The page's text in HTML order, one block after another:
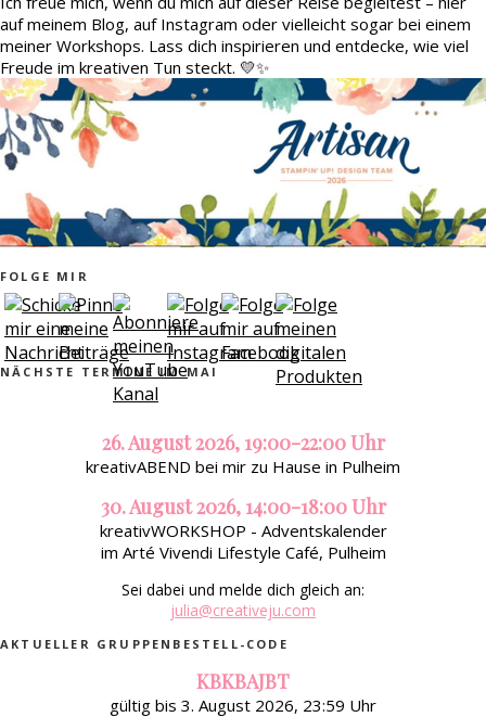
auf meinem Blog, auf Instagram oder vielleicht sogar bei einem
meiner Workshops. Lass dich inspirieren und entdecke, wie viel
Freude im kreativen Tun steckt. 💛✨
FOLGE MIR
NÄCHSTE TERMINE IM MAI
26. August 2026, 19:00-22:00 Uhr
kreativABEND bei mir zu Hause in Pulheim
30. August 2026, 14:00-18:00 Uhr
kreativWORKSHOP - Adventskalender
im Arté Vivendi Lifestyle Café, Pulheim
Sei dabei und melde dich gleich an:
julia@creativeju.com
AKTUELLER GRUPPENBESTELL-CODE
KBKBAJBT
gültig bis 3. August 2026, 23:59 Uhr